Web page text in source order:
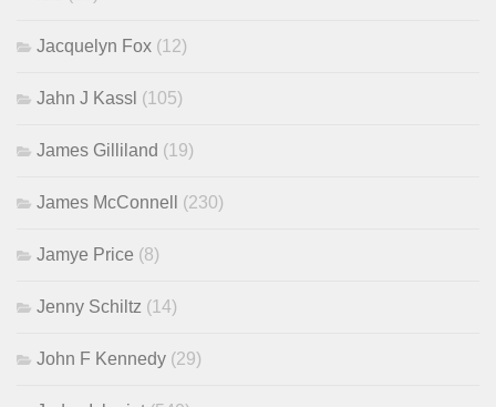
Jacquelyn Fox (12)
Jahn J Kassl (105)
James Gilliland (19)
James McConnell (230)
Jamye Price (8)
Jenny Schiltz (14)
John F Kennedy (29)